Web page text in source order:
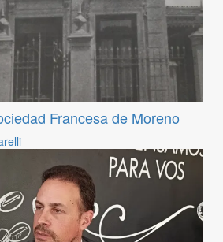
Francesa de Moreno